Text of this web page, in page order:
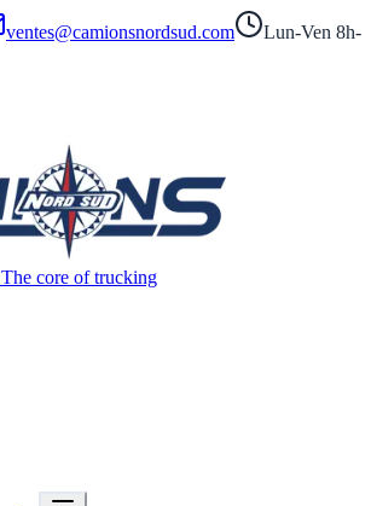
ventes@camionsnordsud.com
Lun-Ven 8h-
The core of trucking